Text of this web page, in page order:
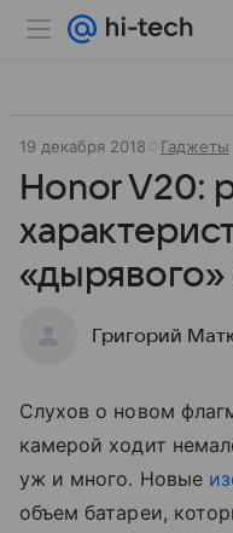
19 декабря 2018 Гаджеты
Honor V20:
Григорий
Слухов о новом
камерой ходит
уж и много. Новые
объем батареи,